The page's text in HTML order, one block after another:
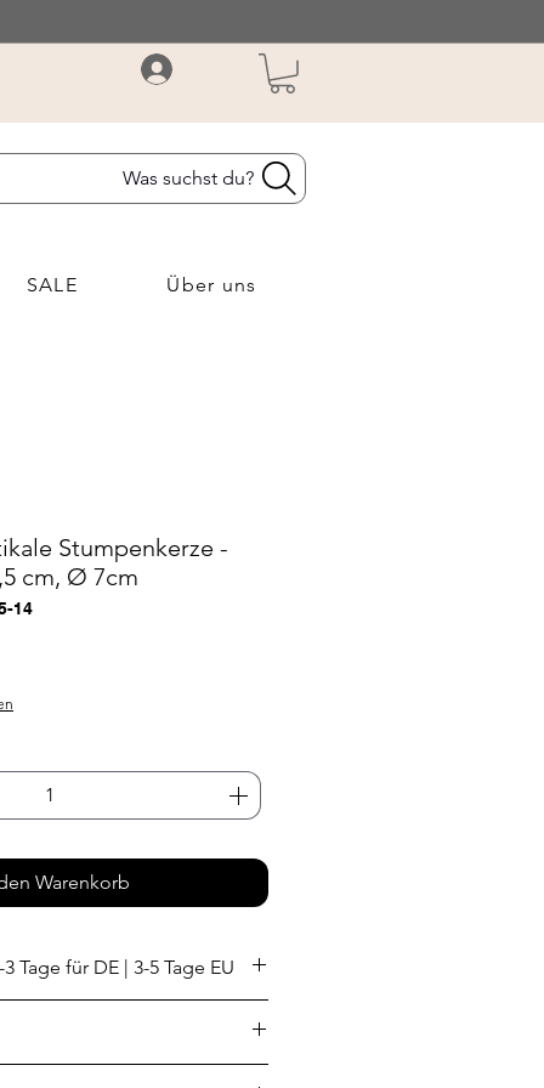
Was suchst du?
SALE Über uns
Stumpenkerze -
cm, Ø 7cm
14
Warenkorb
Tage für DE | 3-5 Tage EU